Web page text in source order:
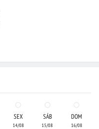
SEX
14/08
SÁB
15/08
DOM
16/08